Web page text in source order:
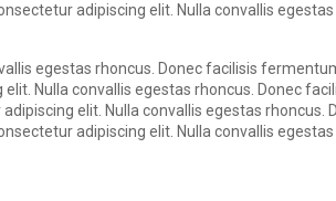
adipiscing elit. Nulla convallis
egestas rhoncus. Donec facilisis
Nulla convallis egestas rhoncus. Donec
elit. Nulla convallis egestas
adipiscing elit. Nulla convallis